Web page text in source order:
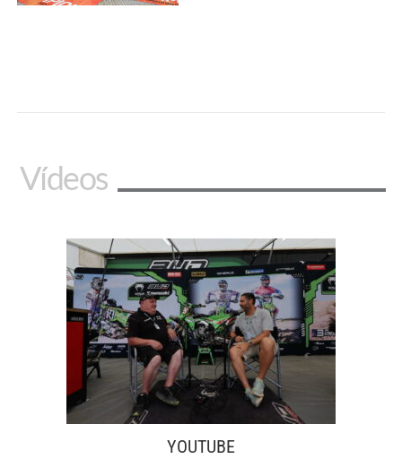
Vídeos
YOUTUBE